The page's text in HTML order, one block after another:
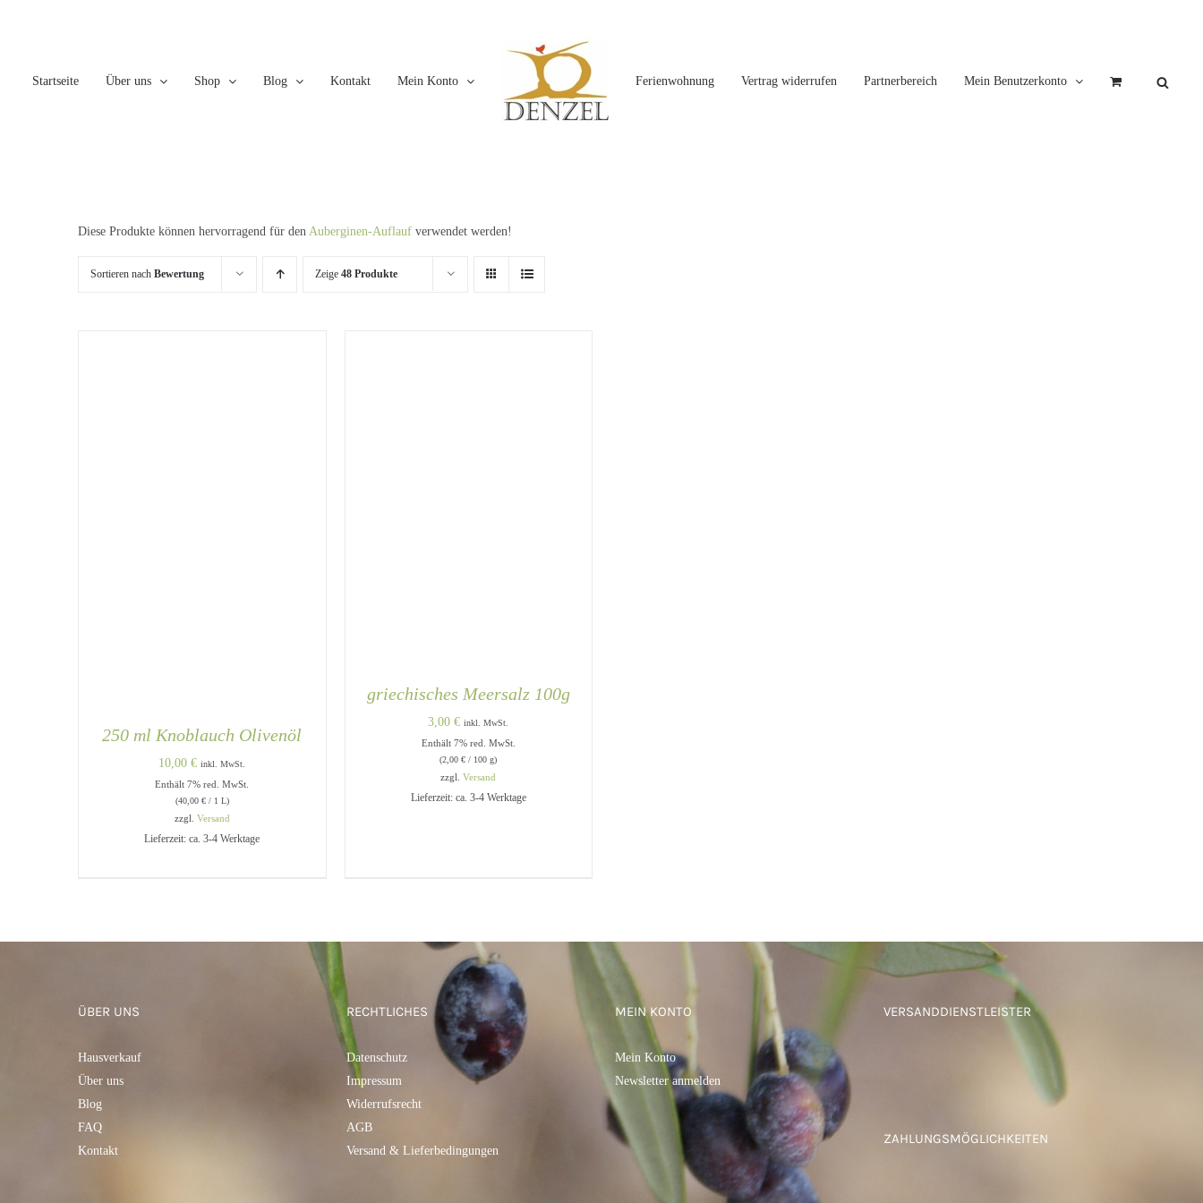
Startseite
Über uns Shop Blog Kontakt Mein Konto Ferienwohnung Vertrag widerrufen Partnerbereich Mein Benutzerkonto
Diese Produkte können hervorragend für den Auberginen-Auflauf verwendet werden!
Sortieren nach Bewertung Zeige 48 Produkte
250 ml Knoblauch Olivenöl
10,00€ inkl. MwSt.
Enthält 7% red. MwSt.
(40,00 €/ 1 L)
zzgl. Versand
Lieferzeit: ca. 3-4 Werktage
griechisches Meersalz 100g
3,00€ inkl. MwSt.
Enthält 7% red. MwSt.
(2,00€ / 100 g)
zzgl.Versand
Lieferzeit: ca. 3-4 Werktage
ÜBER UNS
Hausverkauf
Über uns
Blog
FAQ
Kontakt
RECHTLICHES
Datenschutz
Impressum
Widerrufsrecht
AGB
Versand & Lieferbedingungen
MEIN KONTO
Mein Konto
Newsletter anmelden
VERSANDDIENSTLEISTER
ZAHLUNGSMÖGLICHKEITEN